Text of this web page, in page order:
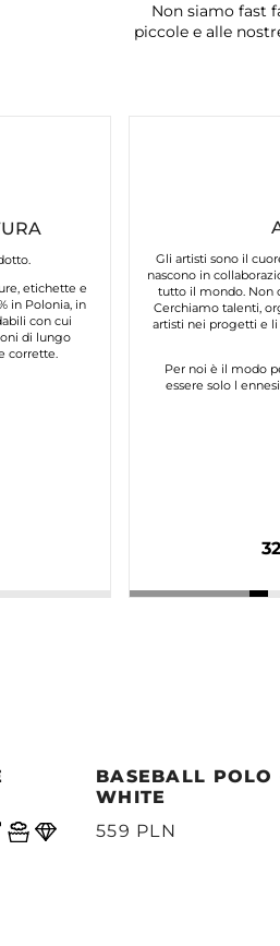
Non siamo fast
piccole e alle
etichette e
in Polonia, in
con cui
di lungo
corrette.
Gli artisti sono il
nascono in
tutto il mondo. Non
Cerchiamo talenti,
artisti nei progetti e
Per noi è il modo
essere solo l
BASEBALL POLO
WHITE
559 PLN